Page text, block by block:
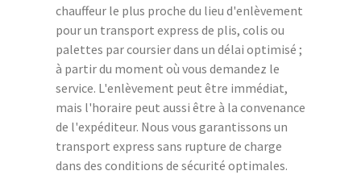
chauffeur le plus proche du lieu d'enlèvement
pour un transport express de plis, colis ou
palettes par coursier dans un délai optimisé ;
à partir du moment où vous demandez le
service. L'enlèvement peut être immédiat,
mais l'horaire peut aussi être à la convenance
de l'expéditeur. Nous vous garantissons un
transport express sans rupture de charge
dans des conditions de sécurité optimales.